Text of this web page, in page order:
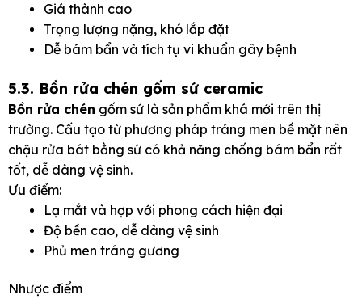
Giá thành cao
Trọng lượng nặng, khó lắp đặt
Dễ bám bẩn và tích tụ vi khuẩn gây bệnh
5.3. Bồn rửa chén gốm sứ ceramic
Bồn rửa chén gốm sứ là sản phẩm khá mới trên thị
trường. Cấu tạo từ phương pháp tráng men bề mặt nên
chậu rửa bát bằng sứ có khả năng chống bám bẩn rất
tốt, dễ dàng vệ sinh.
Ưu điểm:
Lạ mắt và hợp với phong cách hiện đại
Độ bền cao, dễ dàng vệ sinh
Phủ men tráng gương
Nhược điểm